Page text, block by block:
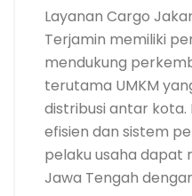
Layanan Cargo
Terjamin memiliki
mendukung
terutama UMKM
distribusi antar kota.
efisien dan sistem
pelaku usaha dapat
Jawa Tengah